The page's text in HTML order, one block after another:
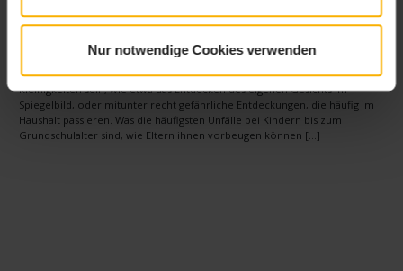
Nur notwendige Cookies verwenden
Gefahren erkennen, vermeiden und im Notfall richtig
Kinder sind quirlig und aktiv und freuen sich tagtäglich darauf, Neues
auszuprobieren und Neues zu entdecken. Das können harmlose
Kleinigkeiten sein, wie etwa das Entdecken des eigenen Gesichts im
Spiegelbild, oder mitunter recht gefährliche Entdeckungen, die häufig im
Haushalt passieren. Was die häufigsten Unfälle bei Kindern bis zum
Grundschulalter sind, wie Eltern ihnen vorbeugen können […]